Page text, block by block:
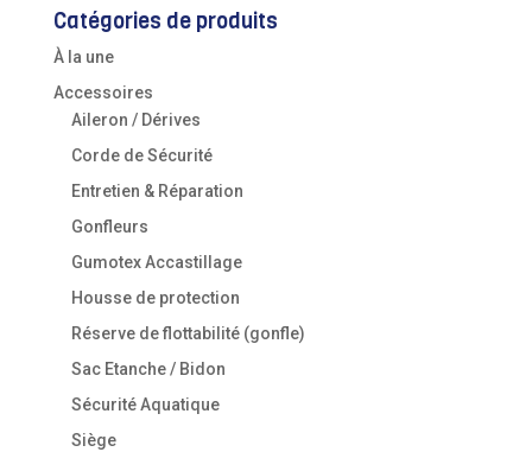
Catégories de produits
À la une
Accessoires
Aileron / Dérives
Corde de Sécurité
Entretien & Réparation
Gonfleurs
Gumotex Accastillage
Housse de protection
Réserve de flottabilité (gonfle)
Sac Etanche / Bidon
Sécurité Aquatique
Siège